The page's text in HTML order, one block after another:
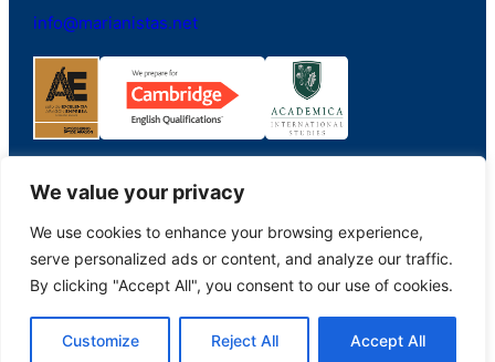
We value your privacy
We use cookies to enhance your browsing experience,
serve personalized ads or content, and analyze our traffic.
By clicking "Accept All", you consent to our use of cookies.
Customize Reject All Accept All
info@marianistas.net
©2023. Colegio Santa Maria del Pilar Marianistas (Zaragoza). Derechos
Cookies